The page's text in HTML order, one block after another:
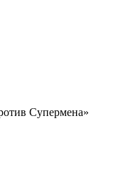
Супермена»